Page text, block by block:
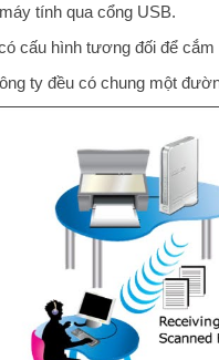
tính qua cổng USB.
cấu hình tương đối để
ty đều có chung một